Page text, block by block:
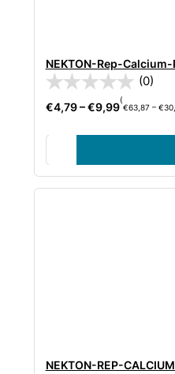
NEKTON-Rep-
(0)
€4,79–€9,99
(
€63,87– €
NEKTON-REP-